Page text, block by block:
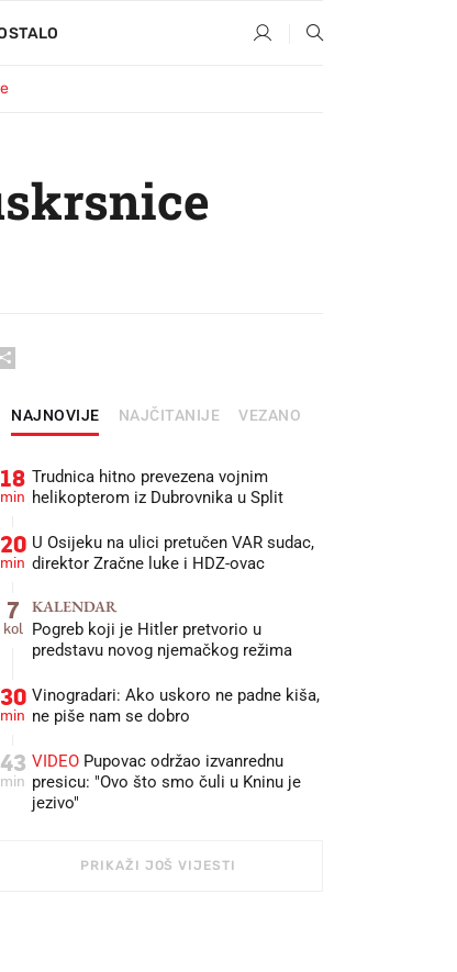
NAJNOVIJE NAJČITANIJE VEZANO
18
min
Trudnica hitno prevezena vojnim
helikopterom iz Dubrovnika u Split
20
min
U Osijeku na ulici pretučen VAR sudac,
direktor Zračne luke i HDZ-ovac
7
kol
KALENDAR
Pogreb koji je Hitler pretvorio u
predstavu novog njemačkog režima
30
min
Vinogradari: Ako uskoro ne padne kiša,
ne piše nam se dobro
43
min
VIDEO Pupovac održao izvanrednu
presicu: "Ovo što smo čuli u Kninu je
jezivo"
PRIKAŽI JOŠ VIJESTI